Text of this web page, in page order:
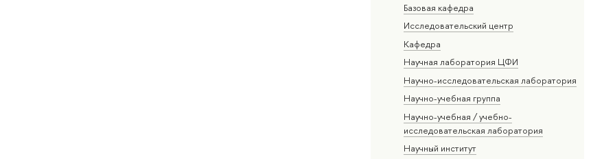
Базовая кафедра
Исследовательский центр
Кафедра
Научная лаборатория ЦФИ
Научно-исследовательская лаборатория
Научно-учебная группа
Научно-учебная / учебно-
исследовательская лаборатория
Научный институт